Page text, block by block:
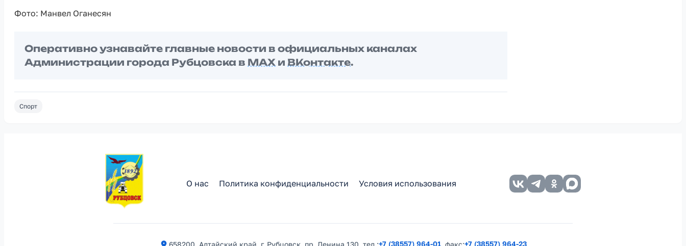
Фото: Манвел Оганесян
Оперативно узнавайте главные новости в официальных каналах
Администрации города Рубцовска в MAX и ВКонтакте.
Спорт
О нас Политика конфиденциальности Условия использования
658200, Алтайский край, г. Рубцовск, пр. Ленина 130. тел.:+7 (38557) 964-01, факс:+7 (38557) 964-23